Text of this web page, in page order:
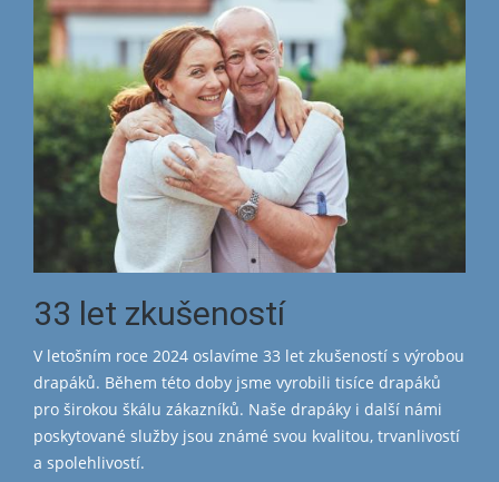
33 let zkušeností
V letošním roce 2024 oslavíme 33 let zkušeností s výrobou
drapáků. Během této doby jsme vyrobili tisíce drapáků
pro širokou škálu zákazníků. Naše drapáky i další námi
poskytované služby jsou známé svou kvalitou, trvanlivostí
a spolehlivostí.